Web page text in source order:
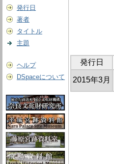
発行日
著者
タイトル
主題
ヘルプ
DSpaceについて
発行日
2015年3月